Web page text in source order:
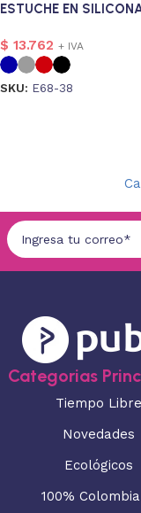
ESTUCHE EN
$ 13.762 + IVA
SKU: E68-38
Categorias
Tiempo Libre
Novedades
Ecológicos
100%